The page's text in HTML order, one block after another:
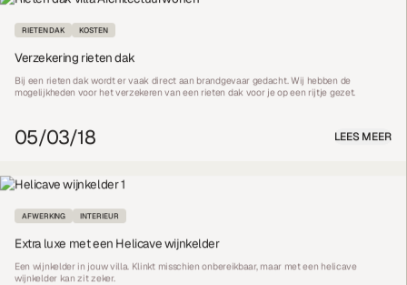
RIETEN DAK KOSTEN
Verzekering rieten dak
Bij een rieten dak wordt er vaak direct aan brandgevaar gedacht. Wij hebben de
mogelijkheden voor het verzekeren van een rieten dak voor je op een rijtje gezet.
05/03/18 LEES MEER
AFWERKING INTERIEUR
Extra luxe met een Helicave wijnkelder
Een wijnkelder in jouw villa. Klinkt misschien onbereikbaar, maar met een helicave
wijnkelder kan zit zeker.